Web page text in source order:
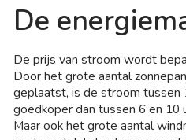
De
De prijs van stroom wordt
Door het grote aantal
geplaatst, is de stroom tussen
goedkoper dan tussen 6 en 10
Maar ook het grote aantal